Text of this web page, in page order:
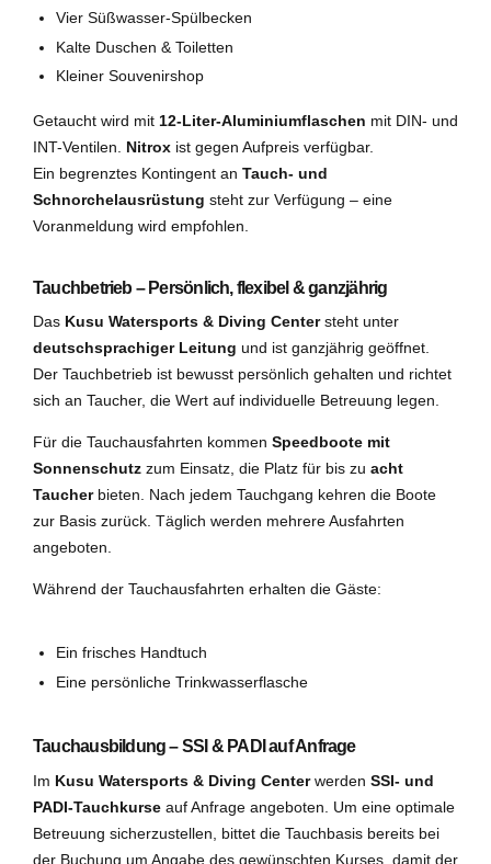
Vier Süßwasser-Spülbecken
Kalte Duschen & Toiletten
Kleiner Souvenirshop
Getaucht wird mit 12-Liter-Aluminiumflaschen mit DIN- und
INT-Ventilen. Nitrox ist gegen Aufpreis verfügbar.
Ein begrenztes Kontingent an Tauch- und
Schnorchelausrüstung steht zur Verfügung – eine
Voranmeldung wird empfohlen.
Tauchbetrieb – Persönlich, flexibel & ganzjährig
Das Kusu Watersports & Diving Centersteht unter
deutschsprachiger Leitung und ist ganzjährig geöffnet.
Der Tauchbetrieb ist bewusst persönlich gehalten und richtet
sich an Taucher, die Wert auf individuelle Betreuung legen.
Für die Tauchausfahrten kommen Speedboote mit
Sonnenschutz zum Einsatz, die Platz für bis zu acht
Taucherbieten. Nach jedem Tauchgang kehren die Boote
zur Basis zurück. Täglich werden mehrere Ausfahrten
angeboten.
Während der Tauchausfahrten erhalten die Gäste:
Ein frisches Handtuch
Eine persönliche Trinkwasserflasche
Tauchausbildung – SSI & PADI auf Anfrage
Im Kusu Watersports & Diving Centerwerden SSI- und
PADI-Tauchkurse auf Anfrage angeboten. Um eine optimale
Betreuung sicherzustellen, bittet die Tauchbasis bereits bei
der Buchung um Angabe des gewünschten Kurses, damit der